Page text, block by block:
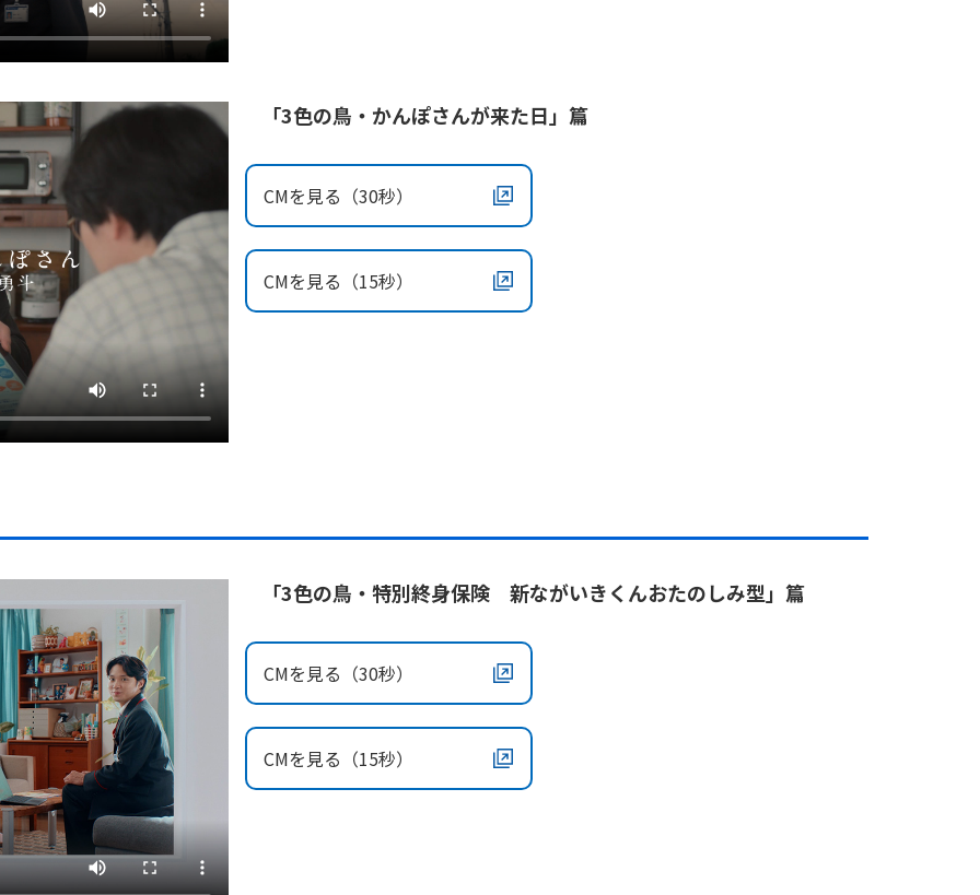
「3色の鳥・かんぽさんが来た日」篇
CMを見る（30秒）
CMを見る（15秒）
「3色の鳥・特別終身保険 新ながいきくんおたのしみ型」篇
CMを見る（30秒）
CMを見る（15秒）